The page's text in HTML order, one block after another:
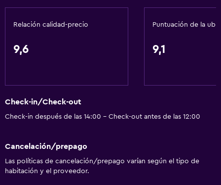
Relación calidad-precio
9,6
Puntuación de la
9,1
Check-in/Check-out
Check-in después de las 14:00 - Check-out antes de las 12:00
Cancelación/prepago
Las políticas de cancelación/prepago varían según el tipo de
habitación y el proveedor.